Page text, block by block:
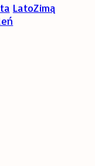
LatoZimą